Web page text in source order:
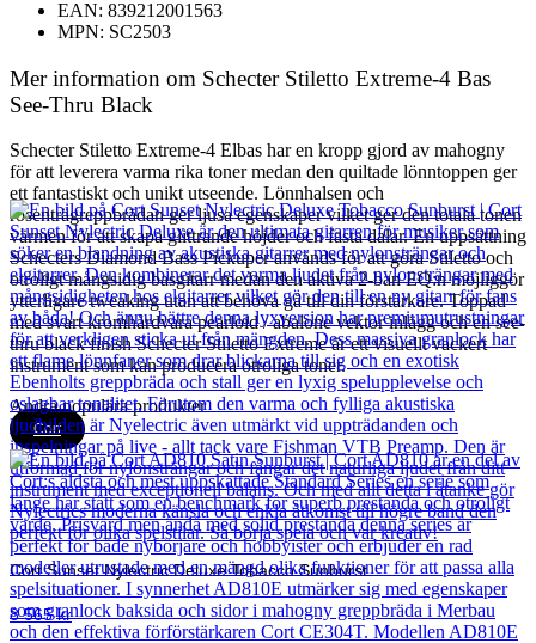
EAN: 839212001563
MPN: SC2503
Mer information om Schecter Stiletto Extreme-4 Bas
See-Thru Black
Schecter Stiletto Extreme-4 Elbas har en kropp gjord av mahogny
för att leverera varma rika toner medan den quiltade lönntoppen ger
ett fantastiskt och unikt utseende. Lönnhalsen och
rosenträgreppbrädan ger ljusa egenskaper vilket ger den totala tonen
värmen för att skapa glittrande höjder och fasta dalar. En uppsättning
Schecters Diamond Bass Pickuper används för att göra Stiletto och
otroligt mångsidig basgitarr medan den aktiva 2-ban EQ:n möjliggör
ytterligare tweaking utan att behöva gå till din förstärkare. Toppad
med svart kromhårdvara pearloid / abalone vektor inlägg och en see-
thru black finish Schecter Stiletto Extreme är ett visuellt vackert
instrument som kan producera otroliga toner.
Andra populära produkter
Cort
Cort Sunset Nylectric Deluxe Tobacco Sunburst
8 565kr